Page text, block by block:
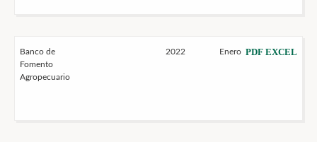
Banco de
Fomento
Agropecuario
2022 Enero PDF EXCEL